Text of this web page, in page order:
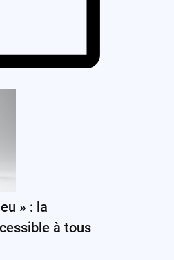
» : la
à tous